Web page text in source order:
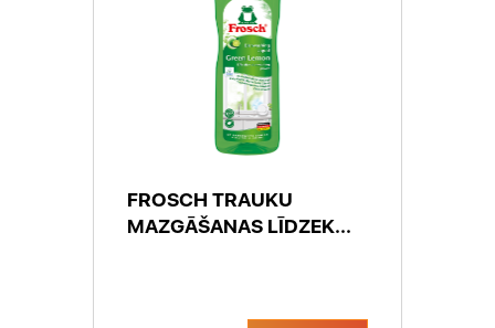
FROSCH TRAUKU
MAZGĀŠANAS LĪDZEK...